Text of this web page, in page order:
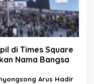
di Times Square
Nama Bangsa
Arus Hadir